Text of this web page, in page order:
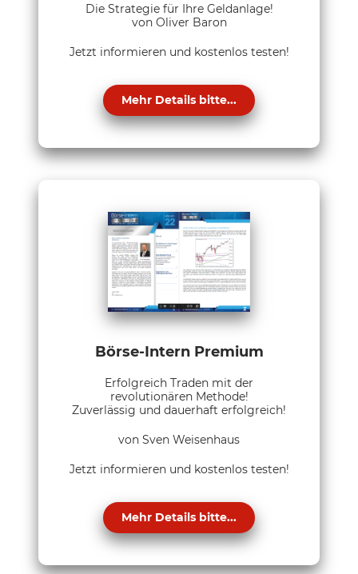
Die Strategie für Ihre Geldanlage!
von Oliver Baron
Jetzt informieren und kostenlos testen!
Mehr Details bitte...
Börse-Intern Premium
Erfolgreich Traden mit der
revolutionären Methode!
Zuverlässig und dauerhaft erfolgreich!
von Sven Weisenhaus
Jetzt informieren und kostenlos testen!
Mehr Details bitte...